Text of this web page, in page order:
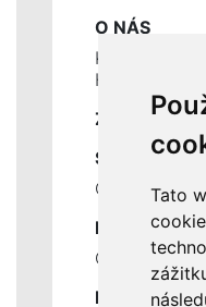
Tato
O NÁS
Kontakty
Historie a
ZÁKLADNÍ
SLUŽBY
Ceník
DŮLEŽITÉ
Ochrana
RYCHLÉ